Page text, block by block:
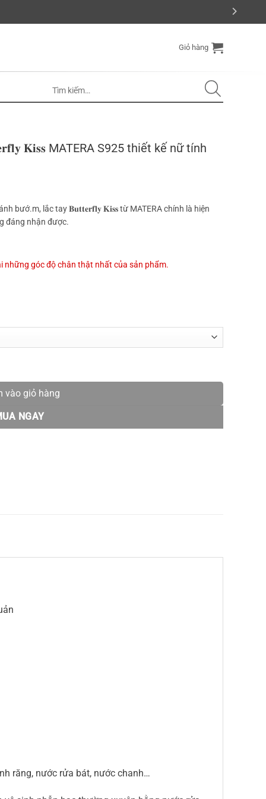
Giỏ hàng
𝐊𝐢𝐬𝐬 MATERA S925 thiết kế nữ tính
bướ.m, lắc tay 𝐁𝐮𝐭𝐭𝐞𝐫𝐟𝐥𝐲 𝐊𝐢𝐬𝐬 từ MATERA chính là hiện
đáng nhận được.
những góc độ chân thật nhất của sản phẩm.
S925 thiết kế nữ tính quà tặng bạn gái MLT53 số lượng
vào giỏ hàng
NGAY
răng, nước rửa bát, nước chanh…